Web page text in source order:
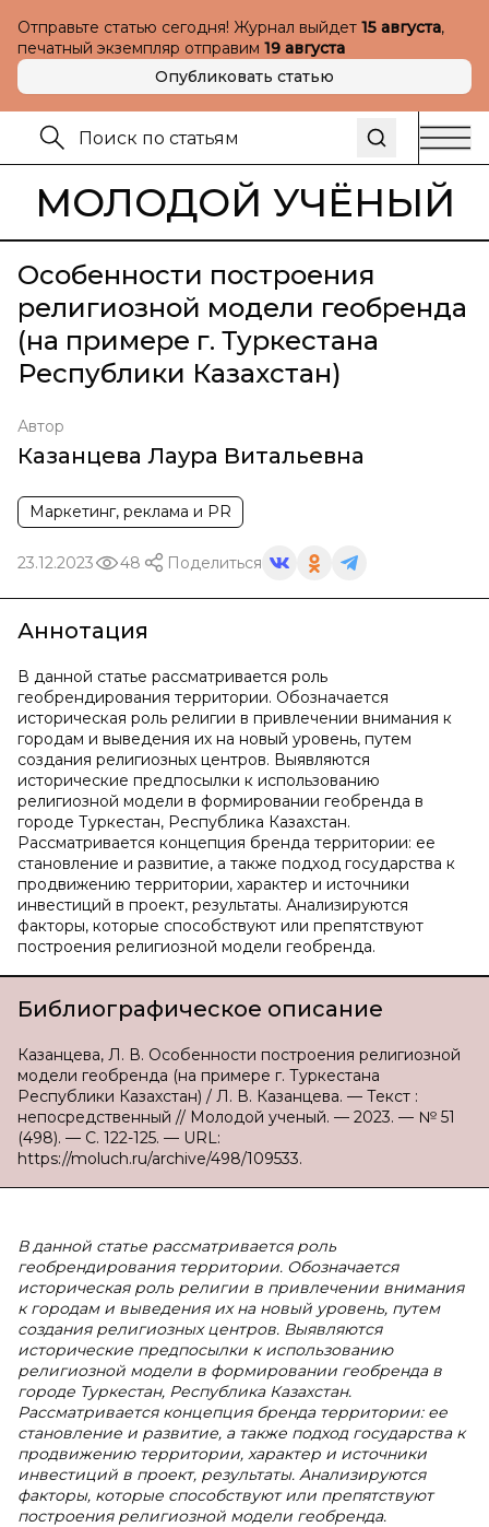
Отправьте статью сегодня! Журнал выйдет 15 августа,
печатный экземпляр отправим 19 августа
Опубликовать статью
МОЛОДОЙ УЧЁНЫЙ
Особенности построения
религиозной модели геобренда
(на примере г. Туркестана
Республики Казахстан)
Автор
Казанцева Лаура Витальевна
Маркетинг, реклама и PR
23.12.2023 48 Поделиться
Аннотация
В данной статье рассматривается роль
геобрендирования территории. Обозначается
историческая роль религии в привлечении внимания к
городам и выведения их на новый уровень, путем
создания религиозных центров. Выявляются
исторические предпосылки к использованию
религиозной модели в формировании геобренда в
городе Туркестан, Республика Казахстан.
Рассматривается концепция бренда территории: ее
становление и развитие, а также подход государства к
продвижению территории, характер и источники
инвестиций в проект, результаты. Анализируются
факторы, которые способствуют или препятствуют
построения религиозной модели геобренда.
Библиографическое описание
Казанцева, Л. В. Особенности построения религиозной
модели геобренда (на примере г. Туркестана
Республики Казахстан) / Л. В. Казанцева. — Текст :
непосредственный // Молодой ученый. — 2023. — № 51
(498). — С. 122-125. — URL:
https://moluch.ru/archive/498/109533.
В данной статье рассматривается роль
геобрендирования территории. Обозначается
историческая роль религии в привлечении внимания
к городам и выведения их на новый уровень, путем
создания религиозных центров. Выявляются
исторические предпосылки к использованию
религиозной модели в формировании геобренда в
городе Туркестан, Республика Казахстан.
Рассматривается концепция бренда территории: ее
становление и развитие, а также подход государства к
продвижению территории, характер и источники
инвестиций в проект, результаты. Анализируются
факторы, которые способствуют или препятствуют
построения религиозной модели геобренда.